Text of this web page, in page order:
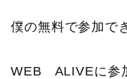
僕の無料で参加で
WEB ALIVEに参